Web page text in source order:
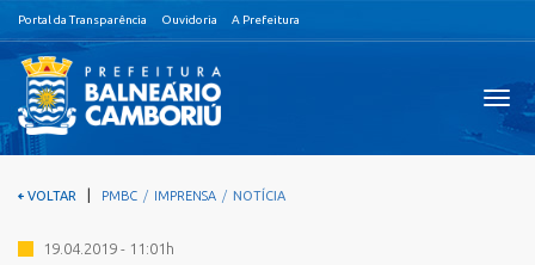
Portal da Transparência Ouvidoria A Prefeitura
VOLTAR PMBC IMPRENSA NOTÍCIA
19.04.2019 - 11:01h